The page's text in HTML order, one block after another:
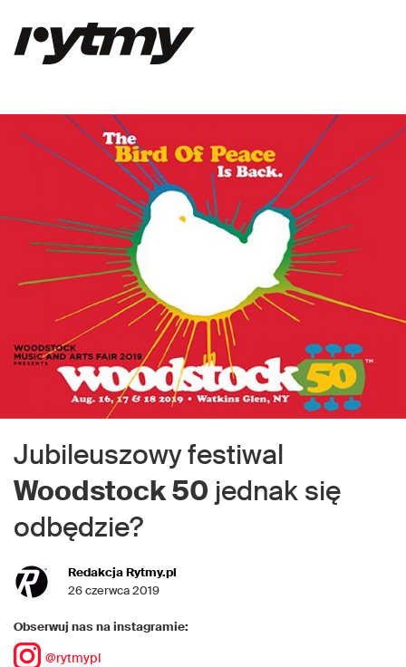
Jubileuszowy festiwal
Woodstock 50 jednak się
odbędzie?
Redakcja Rytmy.pl
26 czerwca 2019
Obserwuj nas na instagramie:
@rytmypl